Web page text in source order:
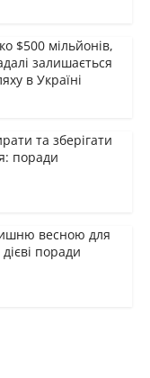
$500 мільйонів,
залишається
в Україні
та зберігати
поради
весною для
поради